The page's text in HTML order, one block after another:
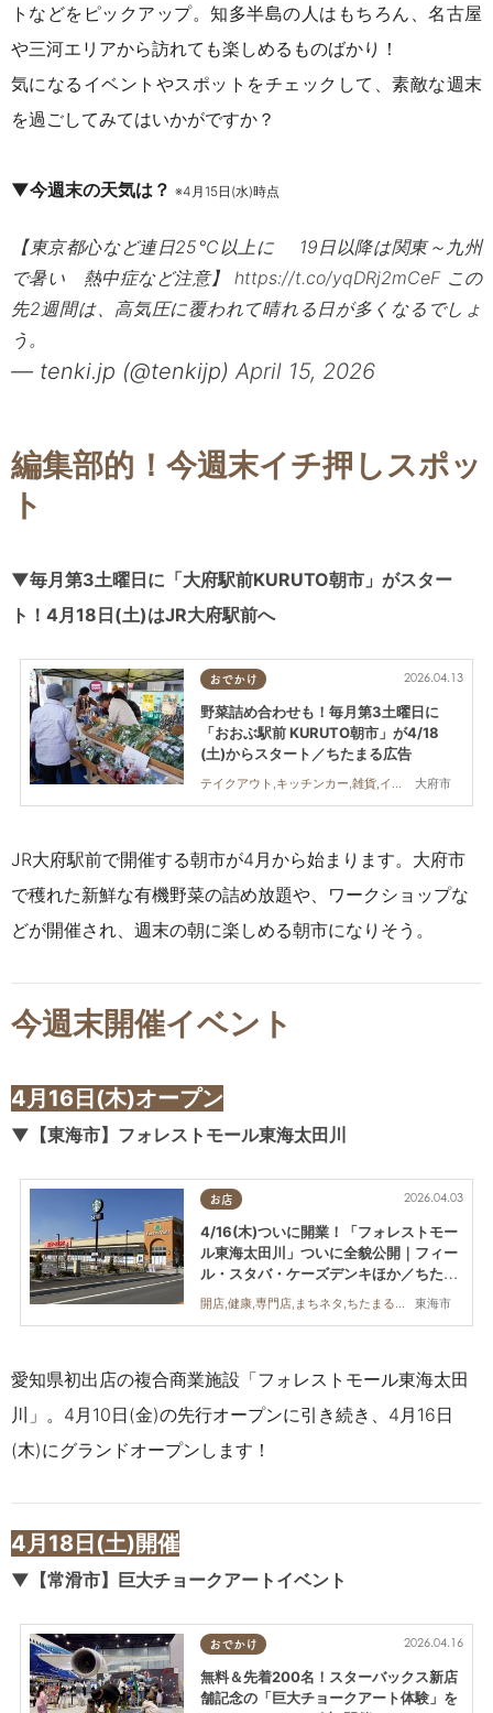
トなどをピックアップ。知多半島の人はもちろん、名古屋
や三河エリアから訪れても楽しめるものばかり！
気になるイベントやスポットをチェックして、素敵な週末
を過ごしてみてはいかがですか？
▼今週末の天気は？ ※4月15日(水)時点
【東京都心など連日25℃以上に 19日以降は関東～九州
で暑い 熱中症など注意】https://t.co/yqDRj2mCeFこの
先2週間は、高気圧に覆われて晴れる日が多くなるでしょ
う。
— tenki.jp (@tenkijp) April 15, 2026
編集部的！今週末イチ押しスポッ
ト
▼毎月第3土曜日に「大府駅前KURUTO朝市」がスター
ト！4月18日(土)はJR大府駅前へ
おでかけ
大府市
2026.04.13
野菜詰め合わせも！毎月第3土曜日に
「おおぶ駅前 KURUTO朝市」が4/18
(土)からスタート／ちたまる広告
テイクアウト,キッチンカー,雑貨,イベント,まちネタ,ちたまる広告,夫婦,家族,おひとりさま,KURUTOHP
JR大府駅前で開催する朝市が4月から始まります。大府市
で穫れた新鮮な有機野菜の詰め放題や、ワークショップな
どが開催され、週末の朝に楽しめる朝市になりそう。
今週末開催イベント
4月16日(木)オープン
▼【東海市】フォレストモール東海太田川
お店
東海市
2026.04.03
4/16(木)ついに開業！「フォレストモー
ル東海太田川」ついに全貌公開｜フィー
ル・スタバ・ケーズデンキほか／ちたま
る広告
開店,健康,専門店,まちネタ,ちたまる広告
愛知県初出店の複合商業施設 「フォレストモール東海太田
川」。 4月10日(金)の先行オープンに引き続き、4月16日
(木)にグランドオープンします！
4月18日(土)開催
▼【常滑市】巨大チョークアートイベント
おでかけ 2026.04.16
無料＆先着200名！スターバックス新店
舗記念の「巨大チョークアート体験」を